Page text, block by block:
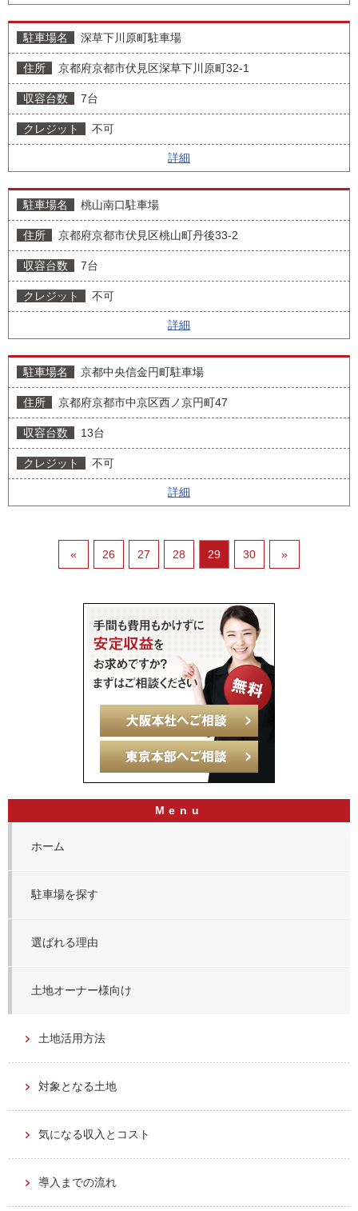
深草下川原町駐車場
京都府京都市伏見区深草下川原町32-1
7台
不可
詳細
桃山南口駐車場
京都府京都市伏見区桃山町丹後33-2
7台
不可
詳細
京都中央信金円町駐車場
京都府京都市中京区西ノ京円町47
13台
不可
詳細
« 26 27 28 29 30 »
ホーム
駐車場を探す
選ばれる理由
土地オーナー様向け
土地活用方法
対象となる土地
気になる収入とコスト
導入までの流れ